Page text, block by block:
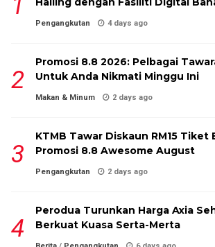
Pengangkutan 4 days ago
Promosi 8.8 2026: Pelbagai
Untuk Anda Nikmati Minggu Ini
Makan & Minum 2 days ago
KTMB Tawar Diskaun RM15 Tiket
Promosi 8.8 Awesome August
Pengangkutan 2 days ago
Perodua Turunkan Harga Axia
Berkuat Kuasa Serta-Merta